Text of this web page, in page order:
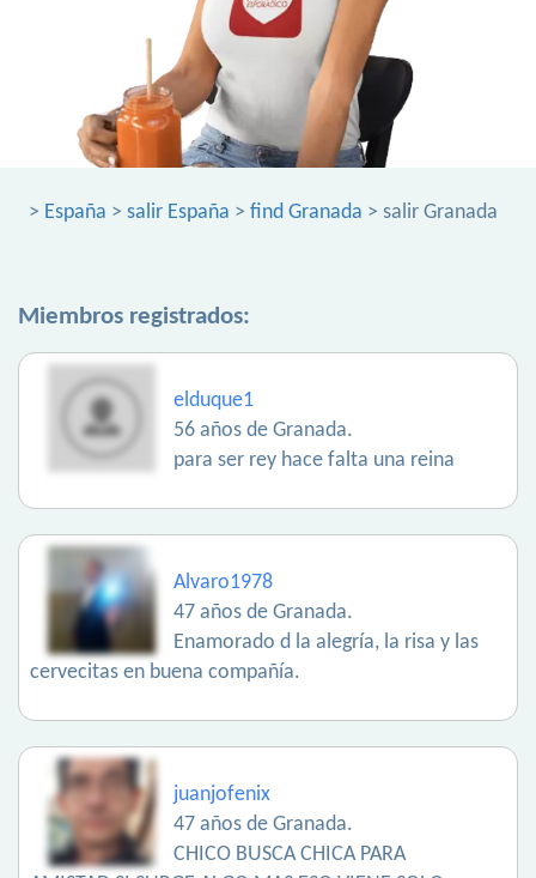
> España > salir España > find Granada > salir Granada
Miembros registrados:
elduque1
56 años de Granada.
para ser rey hace falta una reina
Alvaro1978
47 años de Granada.
Enamorado d la alegría, la risa y las
cervecitas en buena compañía.
juanjofenix
47 años de Granada.
CHICO BUSCA CHICA PARA